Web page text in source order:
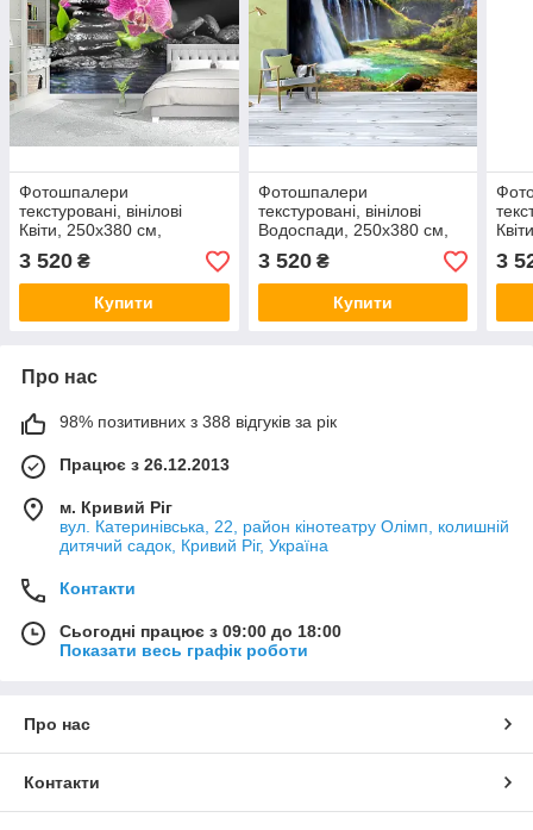
Фотошпалери
текстуровані, вінілові
Квіти, 250х380 см,
3 520 ₴
Купити
Фотошпалери
текстуровані, вінілові
Водоспади, 250х380 см,
3 520₴
Купити
3
Про нас
98% позитивних з 388 відгуків за рік
Працює з 26.12.2013
м. Кривий Ріг
вул. Катеринівська, 22, район кінотеатру Олімп, колишній
дитячий садок, Кривий Ріг, Україна
Контакти
Сьогодні працює з 09:00 до 18:00
Показати весь графік роботи
Про нас
Контакти